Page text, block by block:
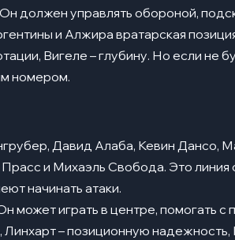
должен управлять обороной,
и Алжира вратарская
Вигеле – глубину. Но если не
номером.
Давид Алаба, Кевин Дансо,
и Михаэль Свобода. Это линия
начинать атаки.
может играть в центре, помогать с
– позиционную